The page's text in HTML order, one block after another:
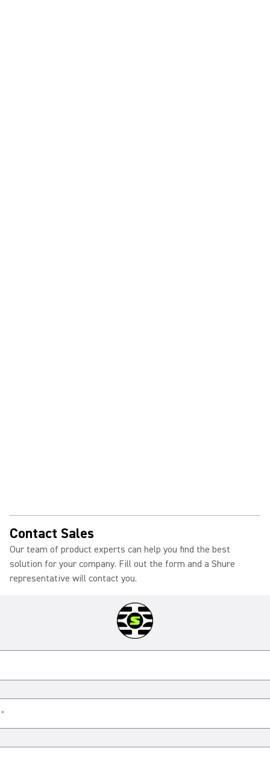
Contact Sales
Our team of product experts can help you find the best
solution for your company. Fill out the form and a Shure
representative will contact you.